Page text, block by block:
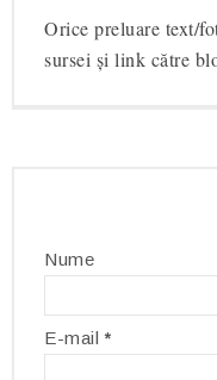
Orice preluare text/
sursei și link către
Nume
E-mail*